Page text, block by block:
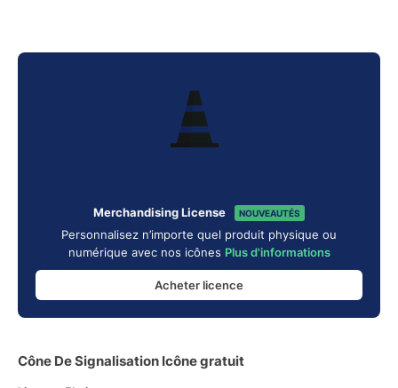
Merchandising License NOUVEAUTÉS
Personnalisez n’importe quel produit physique ou
numérique avec nos icônes Plus d'informations
Acheter licence
Cône De Signalisation Icône gratuit